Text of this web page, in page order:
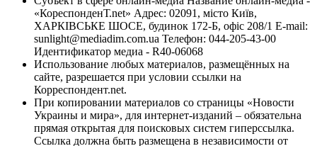
«КореспонденТ.net» Адрес: 02091, місто Київ,
ХАРКІВСЬКЕ ШОСЕ, будинок 172-Б, офіс 208/1 E-mail:
sunlight@mediadim.com.ua Телефон: 044-205-43-00
Идентификатор медиа - R40-06068
Использование любых материалов, размещённых на
сайте, разрешается при условии ссылки на
Корреспондент.net.
При копировании материалов со страницы «Новости
Украины и мира», для интернет-изданий – обязательна
прямая открытая для поисковых систем гиперссылка.
Ссылка должна быть размещена в независимости от